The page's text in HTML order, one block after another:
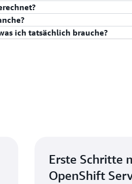
Front-End-Services (html/
Worker (Warteschlangen), Batch-
OpenShift Service on AWS
standardmäßig RedHat
ich tatsächlich brauche?
Erste Schritte
OpenShift